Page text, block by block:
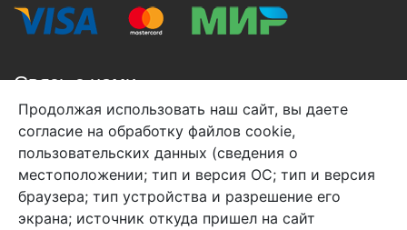
Связь с нами
+7 (495) 933-38-08
info@arben-textile.ru- оптовые продажи
Продолжая использовать наш сайт, вы даете
согласие на обработку файлов cookie,
пользовательских данных (сведения о
местоположении; тип и версия ОС; тип и версия
браузера; тип устройства и разрешение его
экрана; источник откуда пришел на сайт